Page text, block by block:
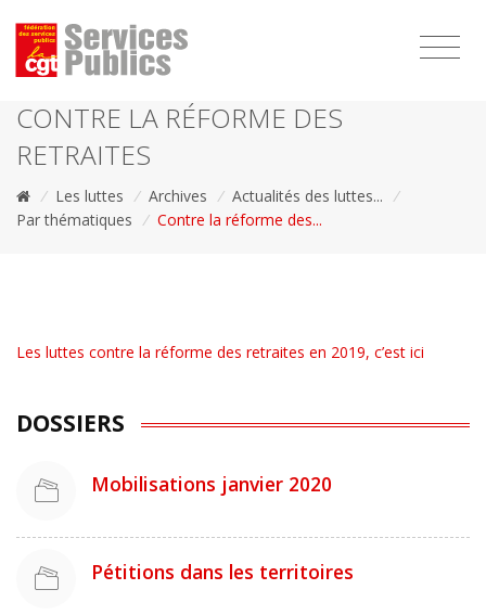
CONTRE LA RÉFORME DES
RETRAITES
/ Les luttes / Archives / Actualités des luttes... /
Par thématiques / Contre la réforme des...
Les luttes contre la réforme des retraites en 2019, c’est ici
DOSSIERS
Mobilisations janvier 2020
Pétitions dans les territoires